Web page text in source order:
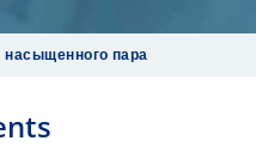
насыщенного пара